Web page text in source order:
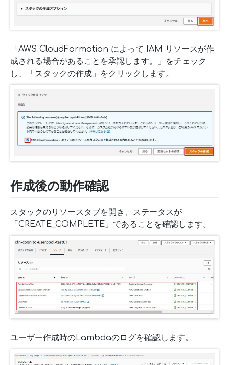
「AWS CloudFormation によって IAM リソースが作
成される場合があることを承認します。」をチェック
し、「スタックの作成」をクリックします。
作成後の動作確認
スタックのリソースタブを開き、ステータスが
「CREATE_COMPLETE」であることを確認します。
ユーザー作成時のLambdaのログを確認します。